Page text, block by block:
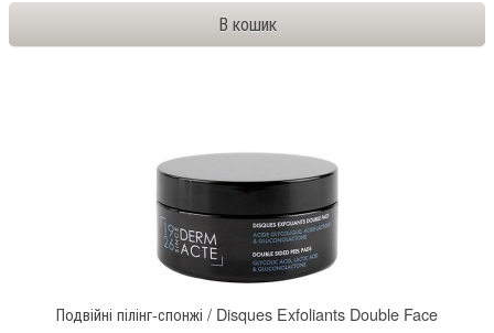
Подвійні пілінг-спонжі / Disques Exfoliants Double Face